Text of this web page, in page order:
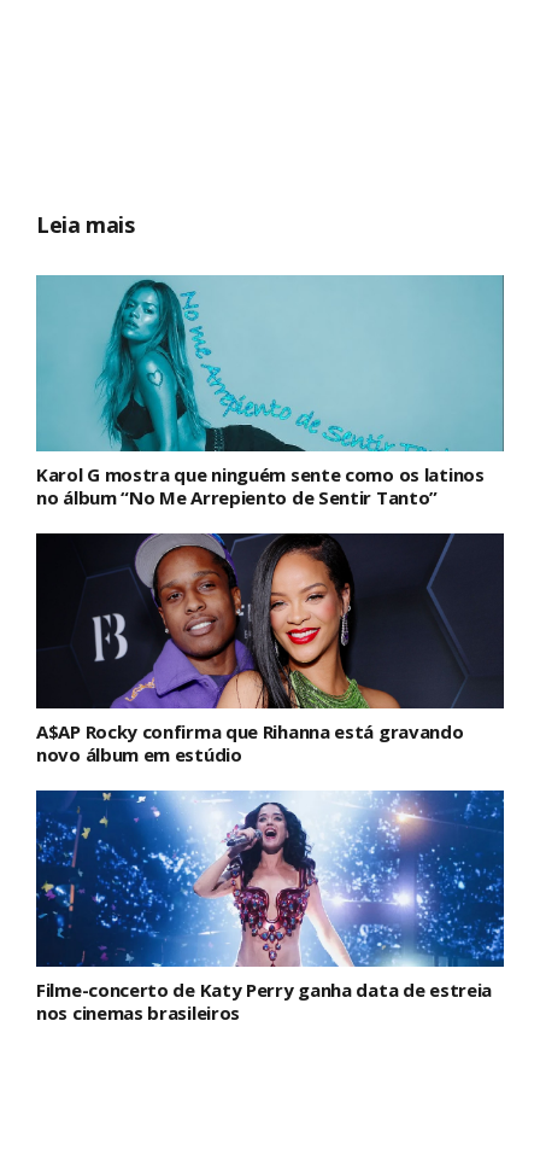
Leia mais
Karol G mostra que ninguém sente como os latinos
no álbum “No Me Arrepiento de Sentir Tanto”
A$AP Rocky confirma que Rihanna está gravando
novo álbum em estúdio
Filme-concerto de Katy Perry ganha data de estreia
nos cinemas brasileiros